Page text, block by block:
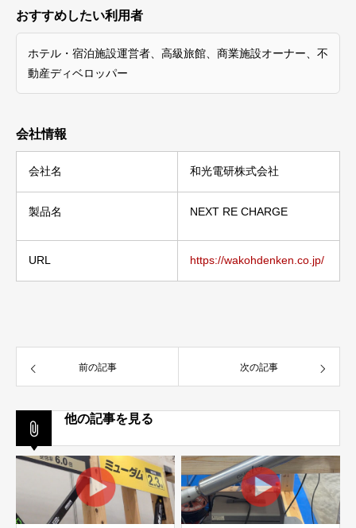
おすすめしたい利用者
ホテル・宿泊施設運営者、高級旅館、商業施設オーナー、不
動産ディベロッパー
会社情報
会社名 和光電研株式会社
製品名 NEXT RE CHARGE
URL https://wakohdenken.co.jp/
前の記事 次の記事
他の記事を見る